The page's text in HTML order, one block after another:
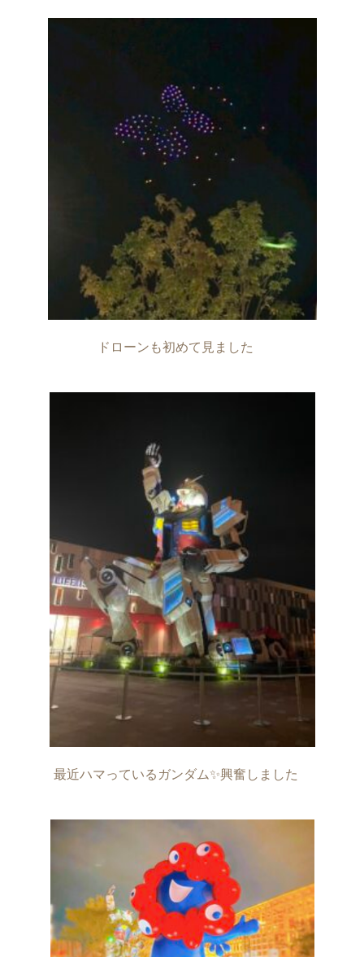
ドローンも初めて見ました
最近ハマっているガンダム✨興奮しました